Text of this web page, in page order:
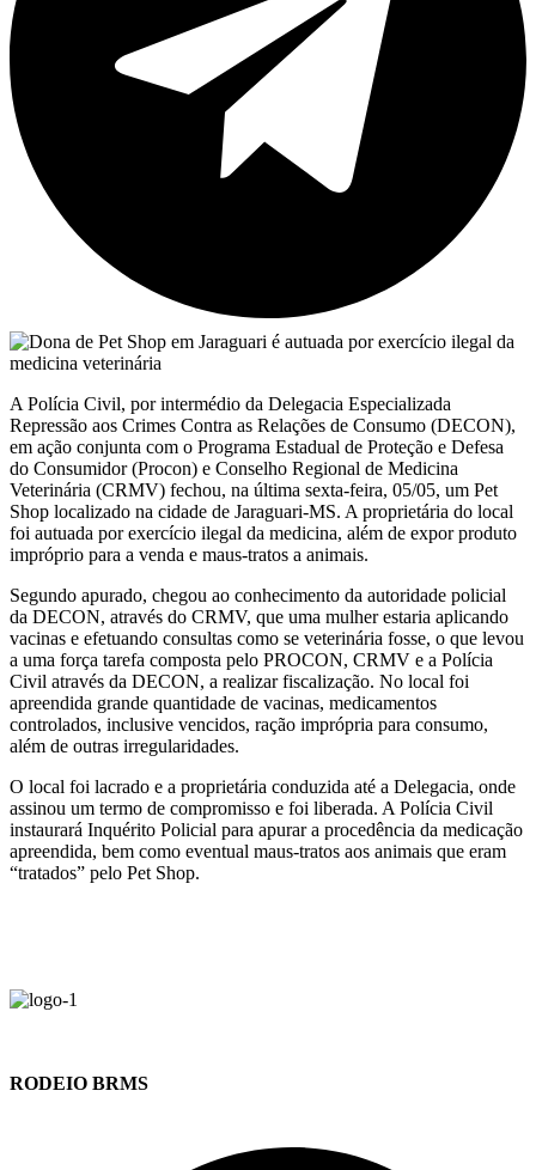
A Polícia Civil, por intermédio da Delegacia Especializada
Repressão aos Crimes Contra as Relações de Consumo (DECON),
em ação conjunta com o Programa Estadual de Proteção e Defesa
do Consumidor (Procon) e Conselho Regional de Medicina
Veterinária (CRMV) fechou, na última sexta-feira, 05/05, um Pet
Shop localizado na cidade de Jaraguari-MS. A proprietária do local
foi autuada por exercício ilegal da medicina, além de expor produto
impróprio para a venda e maus-tratos a animais.
Segundo apurado, chegou ao conhecimento da autoridade policial
da DECON, através do CRMV, que uma mulher estaria aplicando
vacinas e efetuando consultas como se veterinária fosse, o que levou
a uma força tarefa composta pelo PROCON, CRMV e a Polícia
Civil através da DECON, a realizar fiscalização. No local foi
apreendida grande quantidade de vacinas, medicamentos
controlados, inclusive vencidos, ração imprópria para consumo,
além de outras irregularidades.
O local foi lacrado e a proprietária conduzida até a Delegacia, onde
assinou um termo de compromisso e foi liberada. A Polícia Civil
instaurará Inquérito Policial para apurar a procedência da medicação
apreendida, bem como eventual maus-tratos aos animais que eram
“tratados” pelo Pet Shop.
RODEIO BRMS